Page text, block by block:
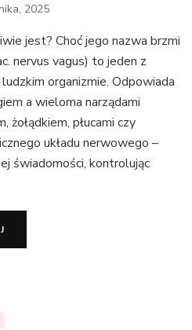
2025
jest? Choć jego nazwa brzmi
nervus vagus) to jeden z
organizmie. Odpowiada
a wieloma narządami
żołądkiem, płucami czy
układu nerwowego –
świadomości, kontrolując